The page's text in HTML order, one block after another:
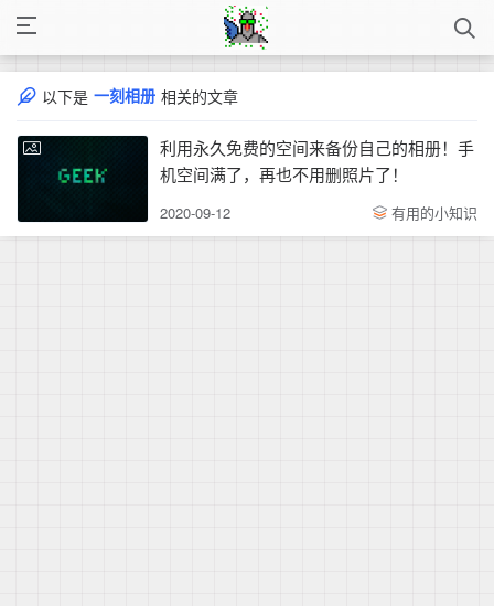
以下是 一刻相册 相关的文章
利用永久免费的空间来备份自己的相册！手
机空间满了，再也不用删照片了！
2020-09-12 有用的小知识